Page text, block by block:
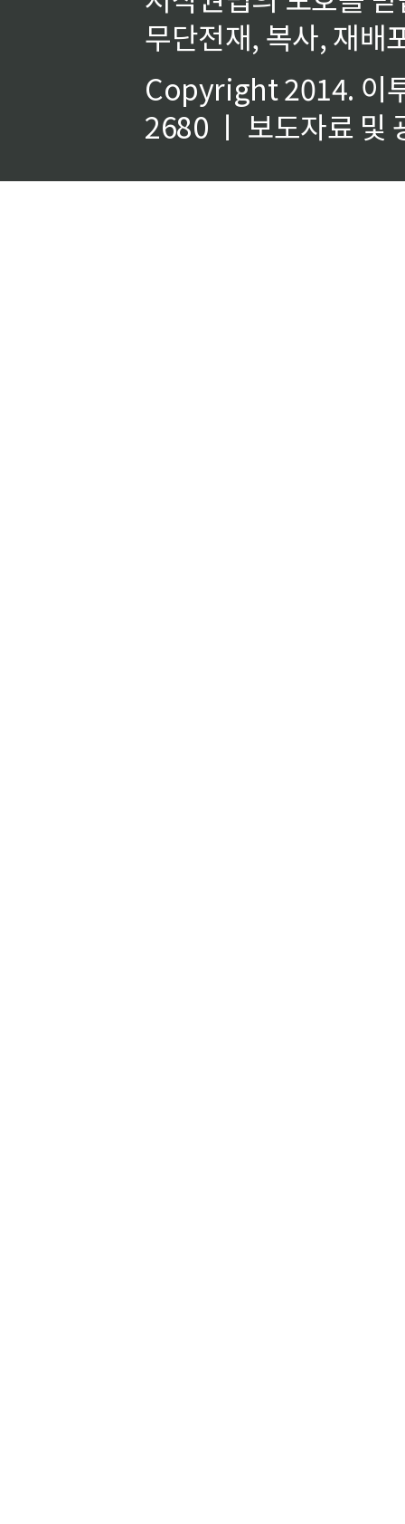
무단전재, 복사, 재배
Copyright 2014. 이
2680 ㅣ 보도자료